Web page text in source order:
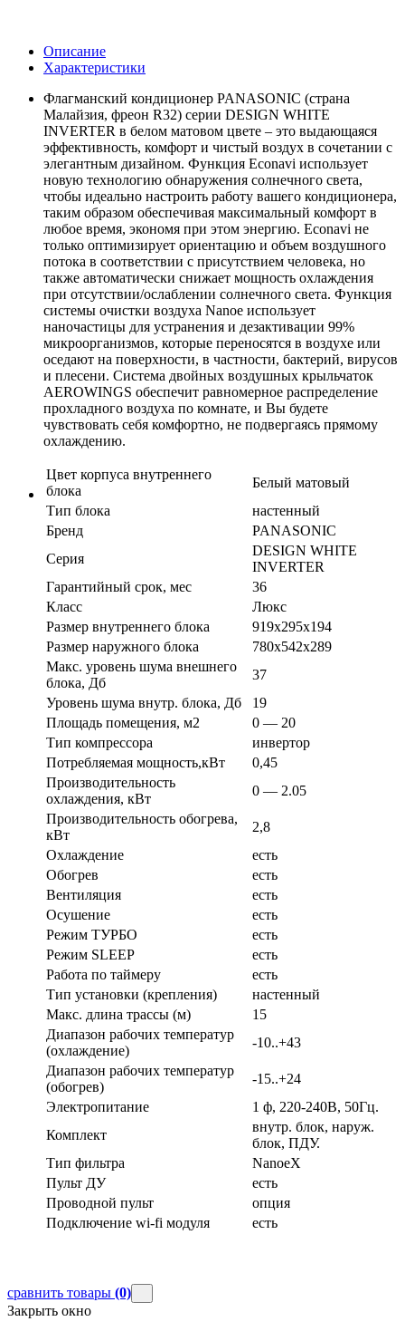
Описание
Характеристики
Флагманский кондиционер PANASONIC (страна
Малайзия, фреон R32) серии DESIGN WHITE
INVERTER в белом матовом цвете – это выдающаяся
эффективность, комфорт и чистый воздух в сочетании с
элегантным дизайном. Функция Econavi использует
новую технологию обнаружения солнечного света,
чтобы идеально настроить работу вашего кондиционера,
таким образом обеспечивая максимальный комфорт в
любое время, экономя при этом энергию. Econavi не
только оптимизирует ориентацию и объем воздушного
потока в соответствии с присутствием человека, но
также автоматически снижает мощность охлаждения
при отсутствии/ослаблении солнечного света. Функция
системы очистки воздуха Nanoe использует
наночастицы для устранения и дезактивации 99%
микроорганизмов, которые переносятся в воздухе или
оседают на поверхности, в частности, бактерий, вирусов
и плесени. Система двойных воздушных крыльчаток
AEROWINGS обеспечит равномерное распределение
прохладного воздуха по комнате, и Вы будете
чувствовать себя комфортно, не подвергаясь прямому
охлаждению.
Цвет корпуса внутреннего
блока
Белый матовый
Тип блока
настенный
Бренд
PANASONIC
Серия
DESIGN WHITE
INVERTER
Гарантийный срок, мес
36
Класс
Люкс
Размер внутреннего блока
919x295x194
Размер наружного блока
780x542x289
Макс. уровень шума внешнего
блока, Дб
37
Уровень шума внутр. блока, Дб
19
Площадь помещения, м2
0 — 20
Тип компрессора
инвертор
Потребляемая мощность,кВт
0,45
Производительность
охлаждения, кВт
0 — 2.05
Производительность обогрева,
кВт
2,8
Охлаждение
есть
Обогрев
есть
Вентиляция
есть
Осушение
есть
Режим ТУРБО
есть
Режим SLEEP
есть
Работа по таймеру
есть
Тип установки (крепления)
настенный
Макс. длина трассы (м)
15
Диапазон рабочих температур
(охлаждение)
-10..+43
Диапазон рабочих температур
(обогрев)
-15..+24
Электропитание
1 ф, 220-240В, 50Гц.
Комплект
внутр. блок, наруж.
блок, ПДУ.
Тип фильтра
NanoeX
Пульт ДУ
есть
Проводной пульт
опция
Подключение wi-fi модуля
есть
сравнить товары (0)
Закрыть окно